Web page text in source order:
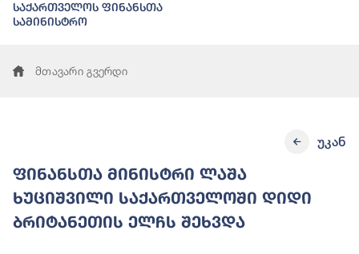
საქართველოს ფინანსთა
სამინისტრო
მთავარი გვერდი
ფინანსთა მინისტრი ლაშა
ხუციშვილი საქართველოში დიდი
ბრიტანეთის ელჩს შეხვდა
უკან